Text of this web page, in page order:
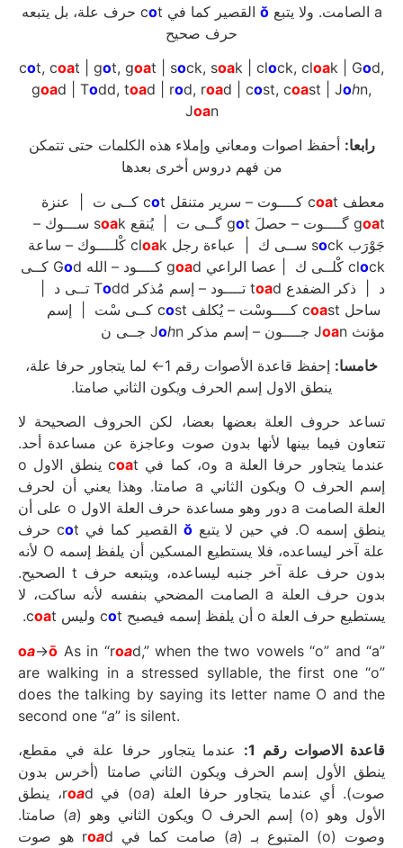
a الصامت. ولا يتبع
ŏ القصير كما في c o
t حرف علة، بل يتبعه
حرف صحيح
cot, coat | got, goat | sock, soak | clock, cloak | God,
goad | Todd, toad | rod, road | cost, coast | John,
Joan
رابعا: أحفظ اصوات ومعاني وإملاء هذه الكلمات حتى تتمكن
من فهم دروس أخرى بعدها
معطف c oat كــــوت – سرير متنقل c o
t كــى ت | عنزة
goat ﮔــــوت – حصلَ g ot ﮔــى ت | يُنقع s oa
k ســـوك –
جَوْرَب s
ock ســى ك | عباءة رجل cl oa
k كْلــــوك – ساعة
clock كْلــى ك | عصا الراعي g oad كــــود – الله G o
d كــى
د | ذكر الضفدع t
oad تــــود – إسم مُذكر T o
dd تــى د |
ساحل c
oast كــــوسْت – يُكلف c o
st كــى سْت | إسم
مؤنث J
oan جــــون – إسم مذكر J ohn جــى ن
خامسا:
إحفظ قاعدة الأصوات رقم 1← لما يتجاور حرفا علة،
ينطق الاول إسم الحرف ويكون الثاني صامتا.
تساعد حروف العلة بعضها بعضا، لكن الحروف الصحيحة لا
تتعاون فيما بينها لأنها بدون صوت وعاجزة عن مساعدة أحد.
عندما يتجاور حرفا العلة a وo، كما في c
oa
t ينطق الاول o
إسم الحرف O ويكون الثاني a صامتا. وهذا يعني أن لحرف
العلة الصامت a دور وهو مساعدة حرف العلة الاول o على أن
ينطق إسمه O. في حين لا يتبع
ŏ القصير كما في c o
t حرف
علة آخر ليساعده، فلا يستطيع المسكين أن يلفظ إسمه O لأنه
بدون حرف علة آخر جنبه ليساعده، ويتبعه حرف t الصحيح.
بدون حرف العلة a الصامت المضحي بنفسه لأنه ساكت، لا
يستطيع حرف العلة o أن يلفظ إسمه فيصبح c
ot وليس c oat.
oa→ō As in “road,” when the two vowels “o” and “a”
are walking in a stressed syllable, the first one “o”
does the talking by saying its letter name O and the
second one “a” is silent.
قاعدة الاصوات رقم 1:
عندما يتجاور حرفا علة في مقطع،
ينطق الأول إسم الحرف ويكون الثاني صامتا (أخرس بدون
صوت). أي عندما يتجاور حرفا العلة (oa ) في r oa
d، ينطق
الأول وهو (o) إسم الحرف O ويكون الثاني وهو (
a) صامتا.
وصوت (o) المتبوع بـ (
a) صامت كما في r oa
d هو صوت